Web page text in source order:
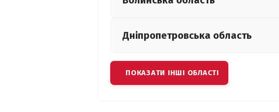
Дніпропетровська область
ПОКАЗАТИ ІНШІ ОБЛАСТІ